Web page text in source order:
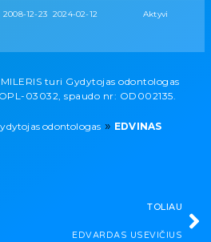
2008-12-23 2024-02-12 Aktyvi
MILERIS turi Gydytojas odontologas
03032, spaudo nr: OD002135.
odontologas » EDVINAS
TOLIAU
EDVARDAS USEVIČIUS